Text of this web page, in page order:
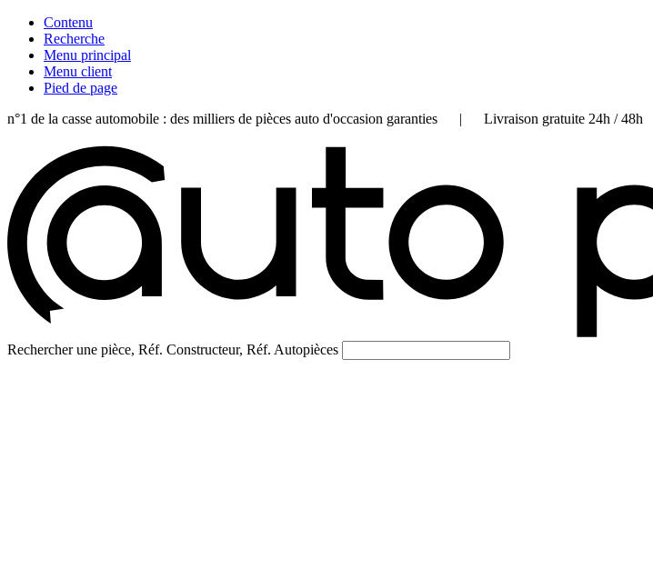
Contenu
Recherche
Menu principal
Menu client
Pied de page
n°1 de la casse automobile : des milliers de pièces auto d'occasion garanties | Livraison gratuite 24h /
Rechercher une pièce, Réf. Constructeur, Réf. Autopièces